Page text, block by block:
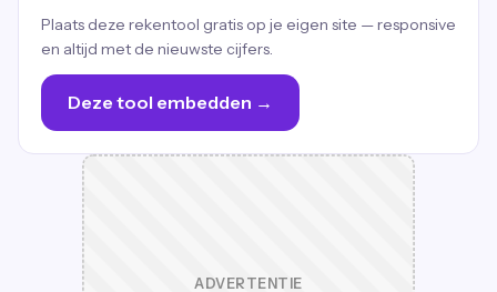
Plaats deze rekentool gratis op je eigen site — responsive
en altijd met de nieuwste cijfers.
Deze tool embedden →
ADVERTENTIE